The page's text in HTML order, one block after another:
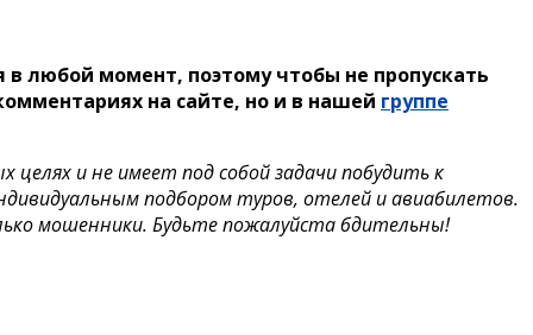
любой момент, поэтому чтобы не пропускать
на сайте, но и в нашей группе
и не имеет под собой задачи побудить к
подбором туров, отелей и авиабилетов.
мошенники. Будьте пожалуйста бдительны!